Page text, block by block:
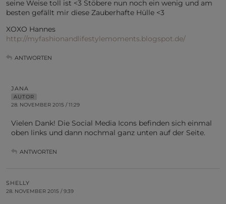
seine Weise toll ist <3 Stöbere nun noch ein wenig und am
besten gefällt mir diese Zauberhafte Hülle <3
XOXO Hannes
http://myfashionandlifestylemoments.blogspot.de/
ANTWORTEN
JANA
AUTOR
28. NOVEMBER 2015 / 11:29
Vielen Dank! Die Social Media Icons befinden sich einmal
oben links und dann nochmal ganz unten auf der Seite.
ANTWORTEN
SHELLY
28. NOVEMBER 2015 / 9:39